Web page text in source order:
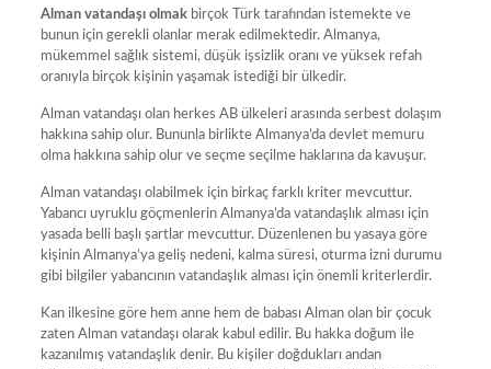
Alman vatandaşı olmakbirçok Türk tarafından istemekte ve
bunun için gerekli olanlar merak edilmektedir. Almanya,
mükemmel sağlık sistemi, düşük işsizlik oranı ve yüksek refah
oranıyla birçok kişinin yaşamak istediği bir ülkedir.
Alman vatandaşı olan herkes AB ülkeleri arasında serbest dolaşım
hakkına sahip olur. Bununla birlikte Almanya’da devlet memuru
olma hakkına sahip olur ve seçme seçilme haklarına da kavuşur.
Alman vatandaşı olabilmek için birkaç farklı kriter mevcuttur.
Yabancı uyruklu göçmenlerin Almanya’da vatandaşlık alması için
yasada belli başlı şartlar mevcuttur. Düzenlenen bu yasaya göre
kişinin Almanya’ya geliş nedeni, kalma süresi, oturma izni durumu
gibi bilgiler yabancının vatandaşlık alması için önemli kriterlerdir.
Kan ilkesine göre hem anne hem de babası Alman olan bir çocuk
zaten Alman vatandaşı olarak kabul edilir. Bu hakka doğum ile
kazanılmış vatandaşlık denir. Bu kişiler doğdukları andan